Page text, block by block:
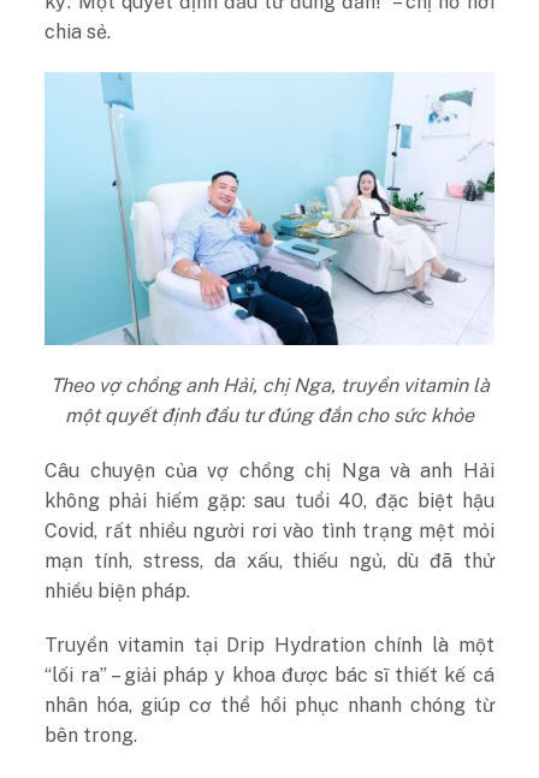
chia sẻ.
Theo vợ chồng anh Hải, chị Nga, truyền vitamin là
một quyết định đầu tư đúng đắn cho sức khỏe
Câu chuyện của vợ chồng chị Nga và anh Hải
không phải hiếm gặp: sau tuổi 40, đặc biệt hậu
Covid, rất nhiều người rơi vào tình trạng mệt mỏi
mạn tính, stress, da xấu, thiếu ngủ, dù đã thử
nhiều biện pháp.
Truyền vitamin tại Drip Hydration chính là một
“lối ra” – giải pháp y khoa được bác sĩ thiết kế cá
nhân hóa, giúp cơ thể hồi phục nhanh chóng từ
bên trong.